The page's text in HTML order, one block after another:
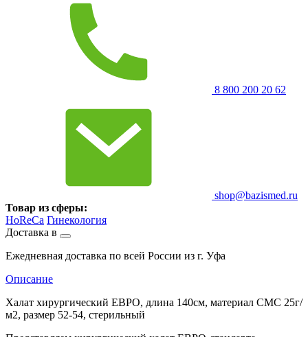
8 800 200 20 62
shop@bazismed.ru
Товар из сферы:
HoReCa Гинекология
Доставка в
Ежедневная доставка по всей России из г. Уфа
Описание
Халат хирургический ЕВРО, длина 140см, материал СМС 25г/
м2, размер 52-54, стерильный